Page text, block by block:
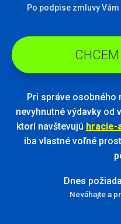
Po podpise zmluvy
Pri správe osobného
nevyhnutné výdavky od
ktorí navštevujú hracie-
iba vlastné voľné
Dnes
Neváhajte a